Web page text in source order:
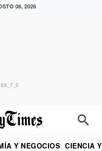
06, 2026
Y NEGOCIOS CIENCIA